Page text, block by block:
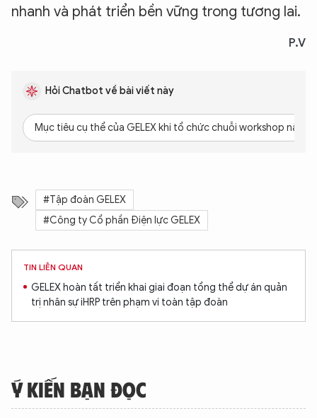
nhanh và phát triển bền vững trong tương lai.
P.V
Hỏi Chatbot về bài viết này
Mục tiêu cụ thể của GELEX khi tổ chức chuỗi workshop này là
#Tập đoàn GELEX
#Công ty Cổ phần Điện lực GELEX
TIN LIÊN QUAN
GELEX hoàn tất triển khai giai đoạn tổng thể dự án quản
trị nhân sự iHRP trên phạm vi toàn tập đoàn
Ý KIẾN BẠN ĐỌC